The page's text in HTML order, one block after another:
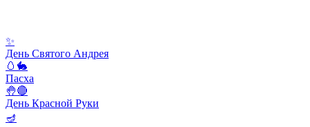
✨
День Святого Андрея
🥚🐇
Пасха
🤚🔴
День Красной Руки
🪔